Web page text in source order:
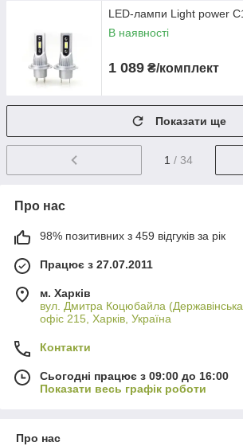
LED-лампи Light power
В наявності
1 089 ₴/комплект
Показати ще
1 / 34
Про нас
98% позитивних з 459 відгуків за рік
Працює з 27.07.2011
м. Харків
вул. Дмитра Коцюбайла
офіс 215, Харків, Україна
Контакти
Сьогодні працює з 09:00 до 16:00
Показати весь графік роботи
Про нас